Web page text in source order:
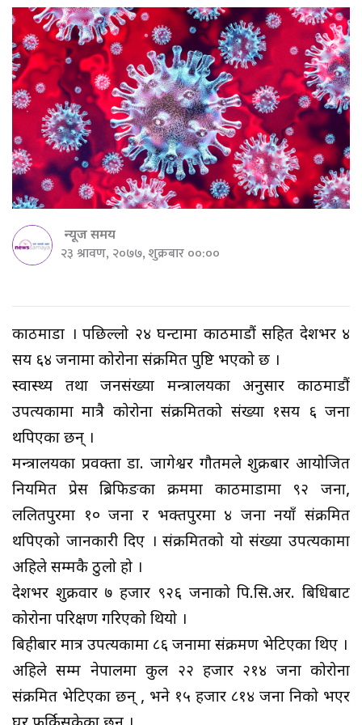
न्यूज समय
२३ श्रावण, २०७७, शुक्रबार ००:००
काठमाडौँ । पछिल्लो २४ घन्टामा काठमाडौं सहित देशभर ४
सय ६४ जनामा कोरोना संक्रमित पुष्टि भएको छ ।
स्वास्थ्य तथा जनसंख्या मन्त्रालयका अनुसार काठमाडौं
उपत्यकामा मात्रै कोरोना संक्रमितको संख्या १सय ६ जना
थपिएका छन् ।
मन्त्रालयका प्रवक्ता डा. जागेश्वर गौतमले शुक्रबार आयोजित
नियमित प्रेस ब्रिफिङका क्रममा काठमाडौँमा ९२ जना,
ललितपुरमा १० जना र भक्तपुरमा ४ जना नयाँ संक्रमित
थपिएको जानकारी दिए । संक्रमितको यो संख्या उपत्यकामा
अहिले सम्मकै ठुलो हो ।
देशभर शुक्रवार ७ हजार ९२६ जनाको पि.सि.अर. बिधिबाट
कोरोना परिक्षण गरिएको थियो ।
बिहीबार मात्र उपत्यकामा ८६ जनामा संक्रमण भेटिएका थिए ।
अहिले सम्म नेपालमा कुल २२ हजार २१४ जना कोरोना
संक्रमित भेटिएका छन् , भने १५ हजार ८१४ जना निको भएर